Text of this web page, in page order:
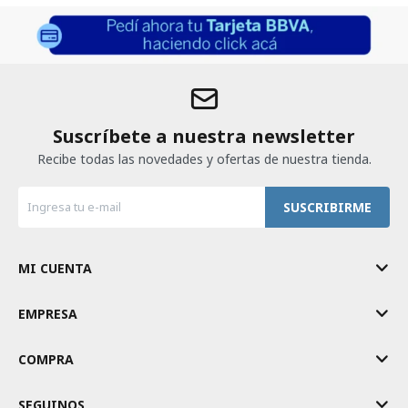
Suscríbete a nuestra newsletter
Recibe todas las novedades y ofertas de nuestra tienda.
SUSCRIBIRME
MI CUENTA
EMPRESA
COMPRA